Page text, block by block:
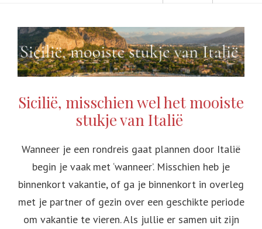
Sicilië, misschien wel het mooiste
stukje van Italië
Wanneer je een rondreis gaat plannen door Italië
begin je vaak met ‘wanneer’. Misschien heb je
binnenkort vakantie, of ga je binnenkort in overleg
met je partner of gezin over een geschikte periode
om vakantie te vieren. Als jullie er samen uit zijn